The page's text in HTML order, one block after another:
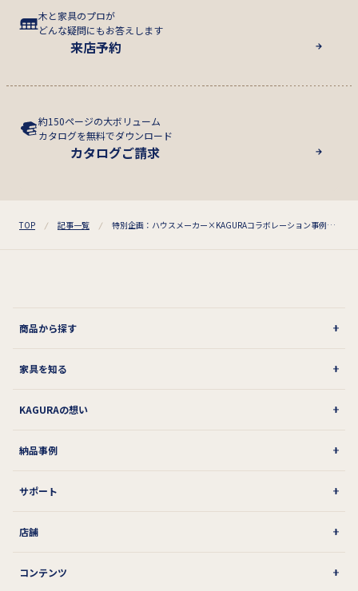
木と家具のプロが
どんな疑問にもお答えします
来店予約
約150ページの大ボリューム
カタログを無料でダウンロード
カタログご請求
TOP 記事一覧 特別企画：ハウスメーカー×KAGURAコラボレーション事例紹介 ～積水ハウス～
商品から探す
家具を知る
KAGURAの想い
納品事例
サポート
店舗
コンテンツ